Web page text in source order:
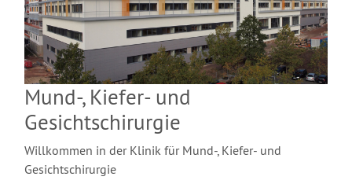
Mund-, Kiefer- und
Gesichtschirurgie
Willkommen in der Klinik für Mund-, Kiefer- und
Gesichtschirurgie